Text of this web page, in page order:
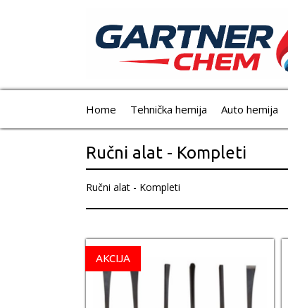
Home Tehnička hemija Auto hemija
Ručni alat - Kompleti
Ručni alat - Kompleti
AKCIJA